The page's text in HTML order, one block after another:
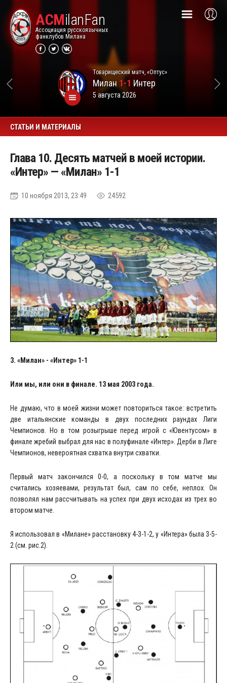
ACMilanFan
Ассоциация русскоязычных
фанклубов Милана
Товарищеский матч, «Оптус»
Милан1-1 Интер
5 августа 2026
СТАТЬИ И МАТЕРИАЛЫ
Глава 10. Десять матчей в моей истории.
«Интер» — «Милан» 1-1
10 ноября 2013, 23:49 24592
3. «Милан» - «Интер» 1-1
Или мы, или они в финале. 13 мая 2003 года.
Не думаю, что в моей жизни может повториться такое: встретить
две итальянские команды в двух последних раундах Лиги
Чемпионов. Но в том розыгрыше перед игрой с «Ювентусом» в
финале жребий выбрал для нас в полуфинале «Интер». Дерби в Лиге
Чемпионов, невероятная схватка внутри схватки.
Первый матч закончился 0-0, а поскольку в том матче мы
считались хозяевами, результат был, сам по себе, неплох. Он
позволял нам рассчитывать на успех при двух исходах из трех во
втором матче.
Я использовал в «Милане» расстановку 4-3-1-2, у «Интера» была 3-5-
2 (см. рис.2).